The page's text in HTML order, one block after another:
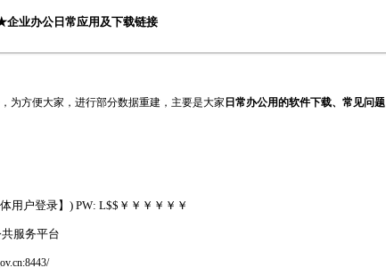
企业办公日常应用及下载链接
为方便大家，进行部分数据重建，主要是大家 日常办公用的软件下载、常见问题
用户登录】) PW: L$$￥￥￥￥￥￥
服务平台